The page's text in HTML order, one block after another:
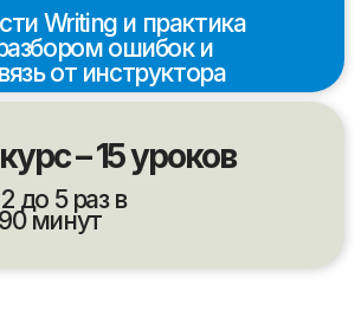
45
700
Студентов обучаются
ежемесячно